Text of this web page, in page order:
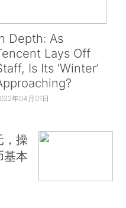
Depth: As
Lays Off
Is Its ‘Winter’
年04月01日
，操
基本